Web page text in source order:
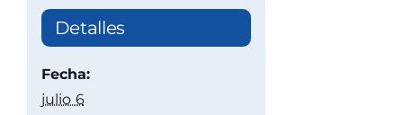
Detalles
Fecha:
julio 6